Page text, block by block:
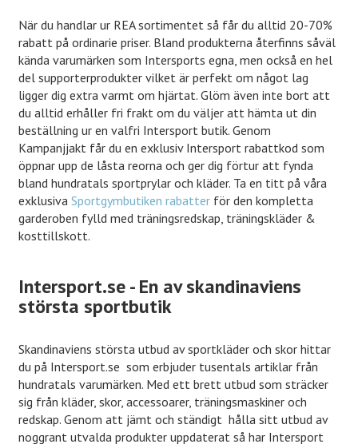
När du handlar ur REA sortimentet så får du alltid 20-70%
rabatt på ordinarie priser. Bland produkterna återfinns såväl
kända varumärken som Intersports egna, men också en hel
del supporterprodukter vilket är perfekt om något lag
ligger dig extra varmt om hjärtat. Glöm även inte bort att
du alltid erhåller fri frakt om du väljer att hämta ut din
beställning ur en valfri Intersport butik. Genom
Kampanjjakt får du en exklusiv Intersport rabattkod som
öppnar upp de låsta reorna och ger dig förtur att fynda
bland hundratals sportprylar och kläder. Ta en titt på våra
exklusivaSportgymbutiken rabatter för den kompletta
garderoben fylld med träningsredskap, träningskläder &
kosttillskott.
Intersport.se - En av skandinaviens
största sportbutik
Skandinaviens största utbud av sportkläder och skor hittar
du på Intersport.se som erbjuder tusentals artiklar från
hundratals varumärken. Med ett brett utbud som sträcker
sig från kläder, skor, accessoarer, träningsmaskiner och
redskap. Genom att jämt och ständigt hålla sitt utbud av
noggrant utvalda produkter uppdaterat så har Intersport